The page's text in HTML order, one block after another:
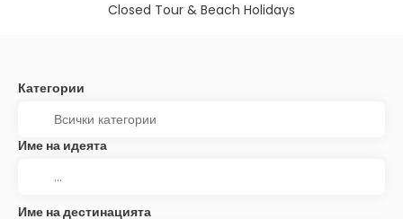
Closed Tour & Beach Holidays
Категории
Име на идеята
Име на дестинацията